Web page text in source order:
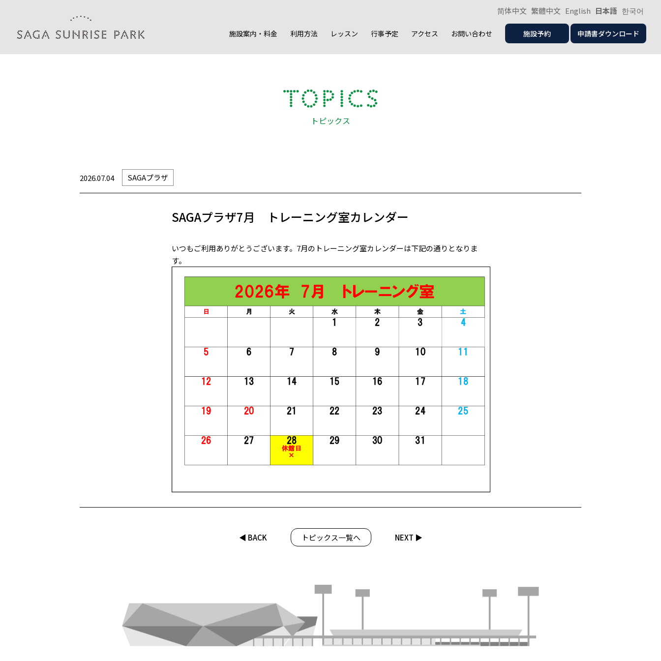
简体中文 繁體中文 English 日本語 한국어
施設案内・料金 利用方法 レッスン 行事予定 アクセス お問い合わせ 施設予約 申請書ダウンロード
トピックス
2026.07.04 SAGAプラザ
SAGAプラザ7月 トレーニング室カレンダー
いつもご利用ありがとうございます。7月のトレーニング室カレンダーは下記の通りとなりま
す。
◀︎ BACK トピックス一覧へ NEXT ▶︎